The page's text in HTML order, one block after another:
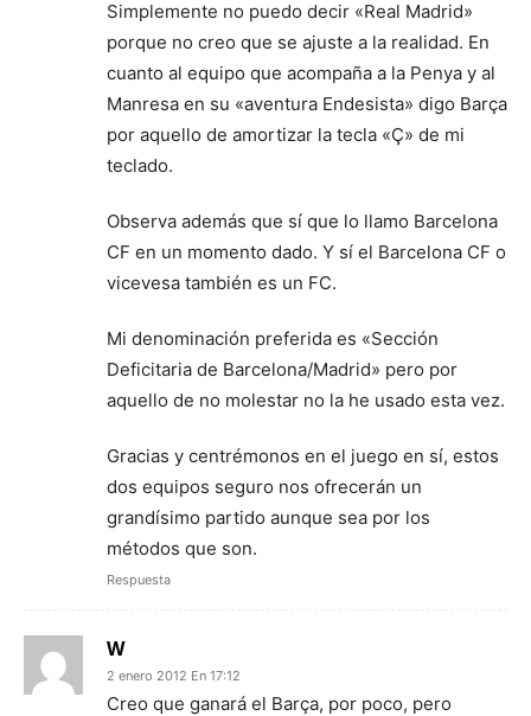
Simplemente no puedo decir «Real Madrid»
porque no creo que se ajuste a la realidad. En
cuanto al equipo que acompaña a la Penya y al
Manresa en su «aventura Endesista» digo Barça
por aquello de amortizar la tecla «Ç» de mi
teclado.
Observa además que sí que lo llamo Barcelona
CF en un momento dado. Y sí el Barcelona CF o
vicevesa también es un FC.
Mi denominación preferida es «Sección
Deficitaria de Barcelona/Madrid» pero por
aquello de no molestar no la he usado esta vez.
Gracias y centrémonos en el juego en sí, estos
dos equipos seguro nos ofrecerán un
grandísimo partido aunque sea por los
métodos que son.
Respuesta
W
2 enero 2012 En 17:12
Creo que ganará el Barça, por poco, pero